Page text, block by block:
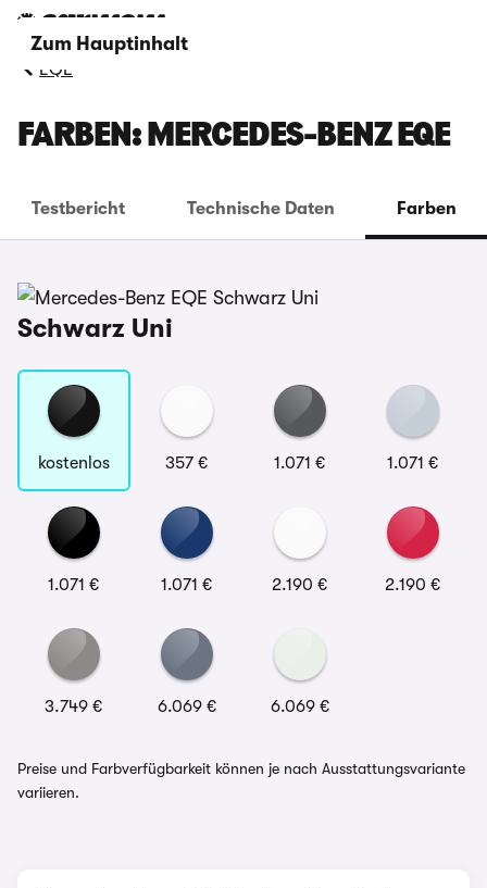
Zum Hauptinhalt
EQE
FARBEN: MERCEDES-BENZ EQE
Testbericht Technische Daten Farben
Schwarz Uni
kostenlos 357 € 1.071 € 1.071 €
1.071 € 1.071 € 2.190 € 2.190 €
3.749 € 6.069 € 6.069 €
Preise und Farbverfügbarkeit können je nach Ausstattungsvariante
variieren.